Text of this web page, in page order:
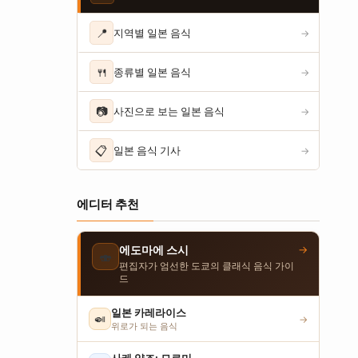
📍 지역별 일본 음식 →
🍴 종류별 일본 음식 →
📷 사진으로 보는 일본 음식 →
📋 일본 음식 기사 →
에디터 추천
🍣 에도마에 스시
편집자가 엄선한 도쿄의 클래식 음식 가이
드
→
🍛 일본 카레라이스
위로가 되는 음식
→